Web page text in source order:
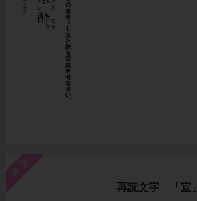
練習
再読文字 「宜」